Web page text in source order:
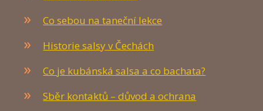
Co sebou na taneční lekce
Historie salsy v Čechách
Co je kubánská salsa a co bachata?
Sběr kontaktů – důvod a ochrana